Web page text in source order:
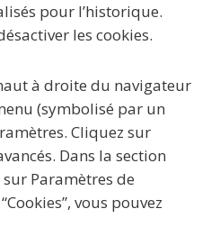
pour l’historique.
les cookies.
à droite du navigateur
(symbolisé par un
Cliquez sur
Dans la section
Paramètres de
vous pouvez